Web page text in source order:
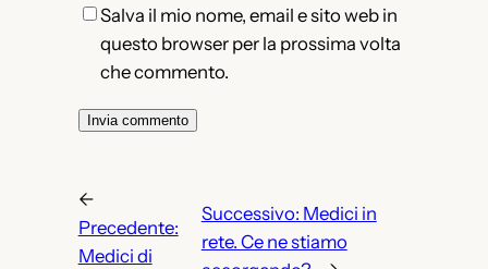
Salva il mio nome, email e sito web in
questo browser per la prossima volta
che commento.
←
Precedente:
Medici di
Successivo: Medici in
rete. Ce ne stiamo